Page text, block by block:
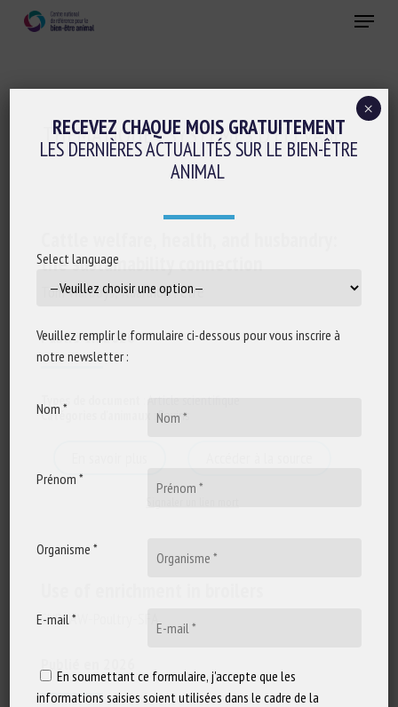
Menu
THÉMATIQUE :SYSTÈMES D'ÉLEVAGE
the sustainability connection
Tom Warboys, Ruaraidh Petre
Publié en 2026
Types de document
Catégories d'animaux
:Bovins
EURCAW-Poultry-SFA
RECEVEZ CHAQUE MOIS GRATUITEMENT
LES DERNIÈRES ACTUALITÉS SUR LE BIEN-ÊTRE
ANIMAL
Select language
Veuillez remplir le formulaire ci-dessous pour vous inscrire à
notre newsletter :
Nom *
Prénom *
Organisme *
E-mail *
En soumettant ce formulaire, j'accepte que les
informations saisies soient utilisées dans le cadre de la
×